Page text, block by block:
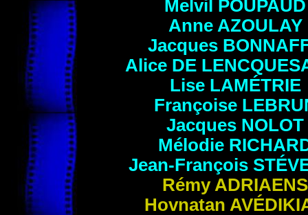
Melvil POUPAUD
Anne AZOULAY
Jacques
Alice DE
Lise LAMÉTRIE
Françoise
Jacques NOLOT
Mélodie
Jean-François
Rémy ADRIAENS
Hovnatan